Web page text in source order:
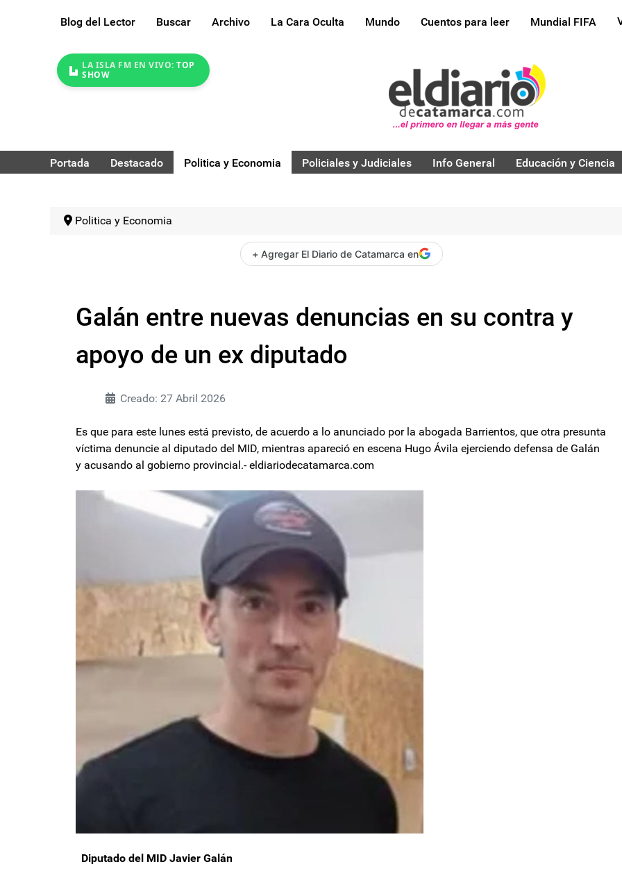
Blog del Lector Buscar Archivo La Cara Oculta Mundo Cuentos para leer Mundial FIFA
LA ISLA FM EN VIVO: TOP
SHOW
Portada Destacado Politica y Economia Policiales y Judiciales Info General Educación y Ciencia
Politica y Economia
+ Agregar El Diario de Catamarca en
Galán entre nuevas denuncias en su contra y
apoyo de un ex diputado
Creado: 27 Abril 2026
Es que para este lunes está previsto, de acuerdo a lo anunciado por la abogada Barrientos, que otra presunta
víctima denuncie al diputado del MID, mientras apareció en escena Hugo Ávila ejerciendo defensa de Galán
y acusando al gobierno provincial.- eldiariodecatamarca.com
Diputado del MID Javier Galán